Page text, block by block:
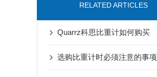
RELATED ARTICLES
Quarrz科思比重计如何购买
选购比重计时必须注意的事项